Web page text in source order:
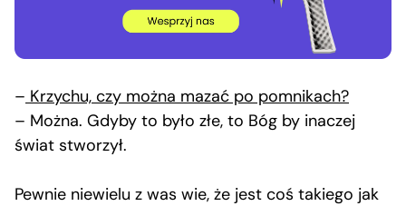
– Krzychu, czy można mazać po pomnikach?
– Można. Gdyby to było złe, to Bóg by inaczej
świat stworzył.
Pewnie niewielu z was wie, że jest coś takiego jak